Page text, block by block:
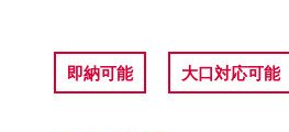
即納可能 大口対応可能